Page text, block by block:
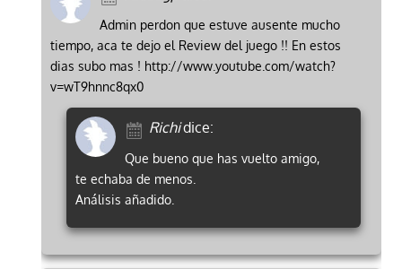
Admin perdon que estuve ausente mucho
tiempo, aca te dejo el Review del juego !! En estos
dias subo mas ! http://www.youtube.com/watch?
v=wT9hnnc8qx0
Richidice:
Que bueno que has vuelto amigo,
te echaba de menos.
Análisis añadido.